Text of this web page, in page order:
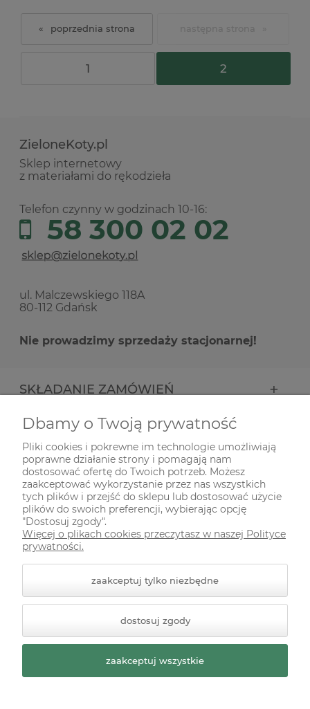
«
1 2
ZieloneKoty.pl
Sklep internetowy
z materiałami do rękodzieła
Telefon czynny w godzinach 10-16:
58 300 02 02
ul. Malczewskiego 118A
80-112 Gdańsk
Nie prowadzimy sprzedaży stacjonarnej!
SKŁADANIE ZAMÓWIEŃ
INFORMACJE
ODWIEDŹ NAS NA
Styl graficzny ShopGadget.pl
Sklep internetowy Shoper
Premium
Dbamy o Twoją prywatność
Pliki cookies i pokrewne im technologie umożliwiają
poprawne działanie strony i pomagają nam
dostosować ofertę do Twoich potrzeb. Możesz
zaakceptować wykorzystanie przez nas wszystkich
tych plików i przejść do sklepu lub dostosować użycie
plików do swoich preferencji, wybierając opcję
"Dostosuj zgody".
Więcej o plikach cookies przeczytasz w naszej Polityce
prywatności.
zaakceptuj tylko niezbędne
dostosuj zgody
zaakceptuj wszystkie